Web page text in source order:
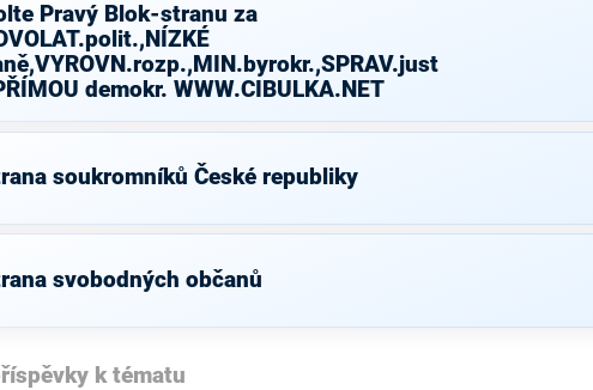
Pravý Blok-stranu za
demokr. WWW.CIBULKA.NET
soukromníků České republiky
svobodných občanů
k tématu